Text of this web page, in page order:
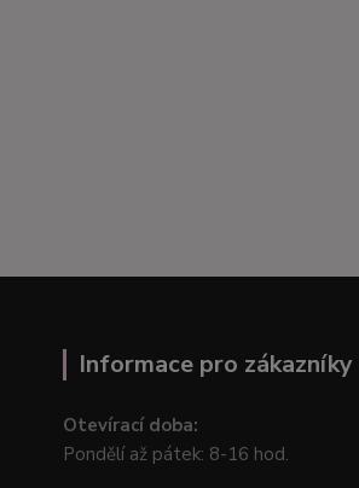
Informace pro zákazníky
Otevírací doba:
Pondělí až pátek: 8-16 hod.